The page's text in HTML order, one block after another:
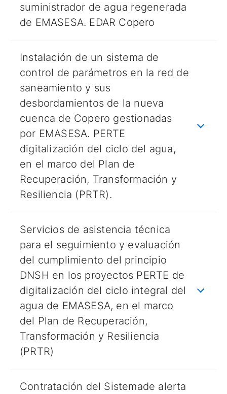
suministrador de agua regenerada
de EMASESA. EDAR Copero
Instalación de un sistema de
control de parámetros en la red de
saneamiento y sus
desbordamientos de la nueva
cuenca de Copero gestionadas
por EMASESA. PERTE
digitalización del ciclo del agua,
en el marco del Plan de
Recuperación, Transformación y
Resiliencia (PRTR).
Servicios de asistencia técnica
para el seguimiento y evaluación
del cumplimiento del principio
DNSH en los proyectos PERTE de
digitalización del ciclo integral del
agua de EMASESA, en el marco
del Plan de Recuperación,
Transformación y Resiliencia
(PRTR)
Contratación del Sistemade alerta